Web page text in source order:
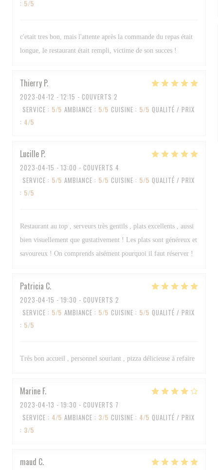
: 5/5
c'etait tres bon, mais l'attente après la commande du repas était
longue, le restaurant était rempli, victime de son succes !
Thierry P
2023-04-12 - 12:15 - COUVERTS 2
SERVICE : 5/5 AMBIANCE : 5/5 CUISINE : 5/5 QUALITÉ / PRIX
: 4/5
Lucille P
2023-04-15 - 13:00 - COUVERTS 4
SERVICE : 5/5 AMBIANCE : 5/5 CUISINE : 5/5 QUALITÉ / PRIX
: 5/5
Restaurant au top , serveurs très gentils , plats excellents , aussi
bien visuellement que gustativement ! Les plats sont généreux et
savoureux ! On comprends aisément pourquoi il faut réserver !
Patricia C
2023-04-15 - 19:30 - COUVERTS 2
SERVICE : 5/5 AMBIANCE : 5/5 CUISINE : 5/5 QUALITÉ / PRIX
: 5/5
Très bon accueil , personnel souriant , pizza délicieuse à refaire
Marine F
2023-04-13 - 19:30 - COUVERTS 7
SERVICE : 4/5 AMBIANCE : 3/5 CUISINE : 4/5 QUALITÉ / PRIX
: 3/5
maud C